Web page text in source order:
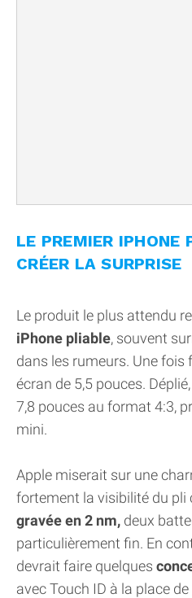
LE PREMIER IPHONE
CRÉER LA SURPRISE
Le produit le plus attendu
iPhone pliable, souvent
dans les rumeurs. Une fois
écran de 5,5 pouces.
7,8 pouces au format 4:3,
mini.
Apple miserait sur une
fortement la visibilité du pli
gravée en 2 nm, deux
particulièrement fin. En
devrait faire quelques
avec Touch ID à la place